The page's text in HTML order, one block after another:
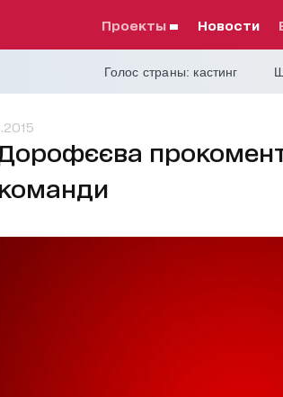
проекты Новости
Голос страны: кастинг